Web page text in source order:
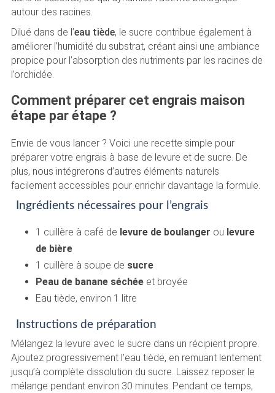
autour des racines.
Dilué dans de l’eau tiède, le sucre contribue également à
améliorer l’humidité du substrat, créant ainsi une ambiance
propice pour l’absorption des nutriments par les racines de
l’orchidée.
Comment préparer cet engrais maison
étape par étape ?
Envie de vous lancer ? Voici une recette simple pour
préparer votre engrais à base de levure et de sucre. De
plus, nous intégrerons d’autres éléments naturels
facilement accessibles pour enrichir davantage la formule.
Ingrédients nécessaires pour l’engrais
1 cuillère à café de levure de boulanger ou levure
de bière
1 cuillère à soupe de sucre
Peau de banane séchéeet broyée
Eau tiède, environ 1 litre
Instructions de préparation
Mélangez la levure avec le sucre dans un récipient propre.
Ajoutez progressivement l’eau tiède, en remuant lentement
jusqu’à complète dissolution du sucre. Laissez reposer le
mélange pendant environ 30 minutes. Pendant ce temps,